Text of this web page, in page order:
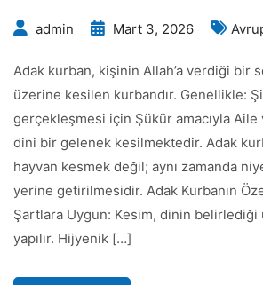
admin Mart 3, 2026
Adak kurban, kişinin Allah’a verdiği bir
üzerine kesilen kurbandır. Genellikle:
gerçekleşmesi için Şükür amacıyla
dini bir gelenek kesilmektedir. Adak
hayvan kesmek değil; aynı zamanda
yerine getirilmesidir. Adak Kurbanın
Şartlara Uygun: Kesim, dinin
yapılır. Hijyenik […]